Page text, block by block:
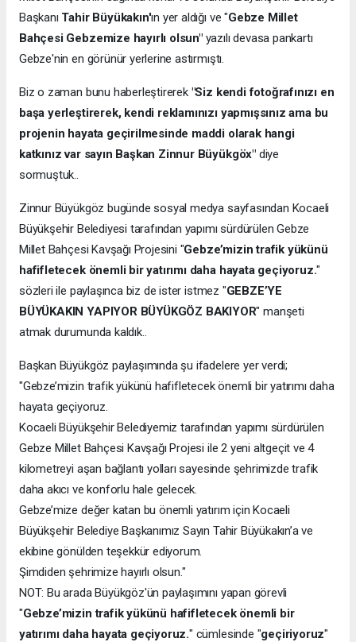
Başkanı Tahir Büyükakın'ın yer aldığı ve "Gebze Millet
Bahçesi Gebzemize hayırlı olsun"yazılı devasa pankartı
Gebze'nin en görünür yerlerine astırmıştı.
Biz o zaman bunu haberleştirerek "Siz kendi fotoğrafınızı en
başa yerleştirerek, kendi reklamınızı yapmışsınız ama bu
projenin hayata geçirilmesinde maddi olarak hangi
katkınız var sayın Başkan Zinnur Büyükgöx" diye
sormuştuk..
Zinnur Büyükgöz bugünde sosyal medya sayfasından Kocaeli
Büyükşehir Belediyesi tarafından yapımı sürdürülen Gebze
Millet Bahçesi Kavşağı Projesini "Gebze’mizin trafik yükünü
hafifletecek önemli bir yatırımı daha hayata geçiyoruz."
sözleri ile paylaşınca biz de ister istmez "GEBZE’YE
BÜYÜKAKIN YAPIYOR BÜYÜKGÖZ BAKIYOR" manşeti
atmak durumunda kaldık..
Başkan Büyükgöz paylaşımında şu ifadelere yer verdi;
"Gebze’mizin trafik yükünü hafifletecek önemli bir yatırımı daha
hayata geçiyoruz.
Kocaeli Büyükşehir Belediyemiz tarafından yapımı sürdürülen
Gebze Millet Bahçesi Kavşağı Projesi ile 2 yeni altgeçit ve 4
kilometreyi aşan bağlantı yolları sayesinde şehrimizde trafik
daha akıcı ve konforlu hale gelecek.
Gebze’mize değer katan bu önemli yatırım için Kocaeli
Büyükşehir Belediye Başkanımız Sayın Tahir Büyükakın’a ve
ekibine gönülden teşekkür ediyorum.
Şimdiden şehrimize hayırlı olsun."
NOT: Bu arada Büyükgöz'ün paylaşımını yapan görevli
"Gebze’mizin trafik yükünü hafifletecek önemli bir
yatırımı daha hayata geçiyoruz." cümlesinde "geçiriyoruz"